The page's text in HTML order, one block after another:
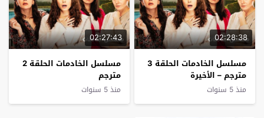
02:28:38
مسلسل الخادمات الحلقة 3
مترجم – الأخيرة
منذ 5 سنوات
02:27:43
مسلسل الخادمات الحلقة 2
مترجم
منذ 5 سنوات